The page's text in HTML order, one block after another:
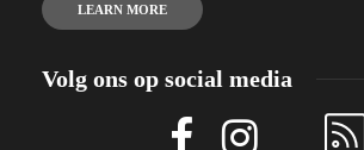
LEARN MORE
Volg ons op social media